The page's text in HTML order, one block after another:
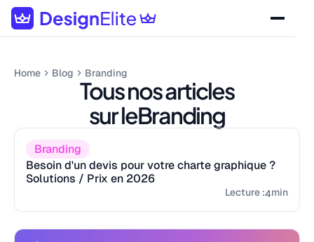
Home Blog Branding
Tous nos articles
sur leBranding
Branding
Besoin d'un devis pour votre charte graphique ?
Solutions / Prix en 2026
Lecture :4min